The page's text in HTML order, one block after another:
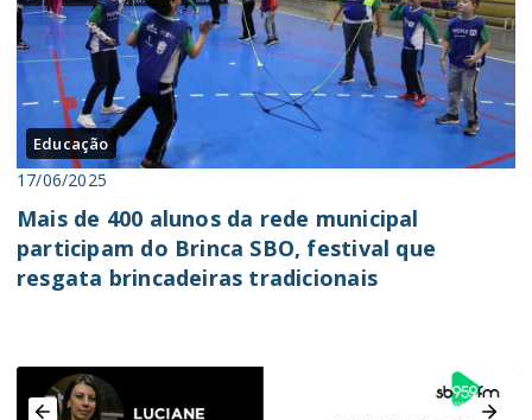
Educação
17/06/2025
Mais de 400 alunos da rede municipal
participam do Brinca SBO, festival que
resgata brincadeiras tradicionais